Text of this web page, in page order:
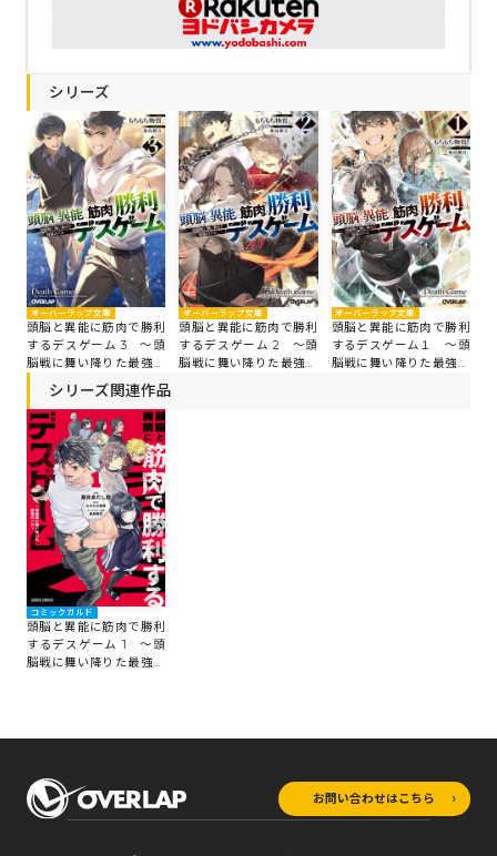
シリーズ
オーバーラップ文庫
頭脳と異能に筋肉で勝利
するデスゲーム 3 ～頭
脳戦に舞い降りた最強の
バカ～
オーバーラップ文庫
頭脳と異能に筋肉で勝利
するデスゲーム 2 ～頭
脳戦に舞い降りた最強の
オーバーラップ文庫
頭脳と異能に筋肉で勝利
するデスゲーム１ ～頭
脳戦に舞い降りた最強の
シリーズ関連作品
コミックガルド
頭脳と異能に筋肉で勝利
するデスゲーム 1 ～頭
脳戦に舞い降りた最強の
お問い合わせはこちら